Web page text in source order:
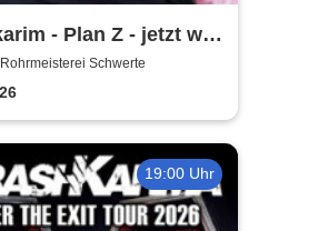
- Plan Z - jetzt will
Schwerte
19:00 Uhr